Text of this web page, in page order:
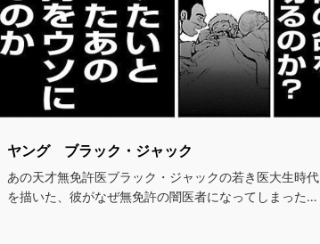
ヤング ブラック・ジャック
あの天才無免許医ブラック・ジャックの若き医大生時代
を描いた、彼がなぜ無免許の闇医者になってしまったの